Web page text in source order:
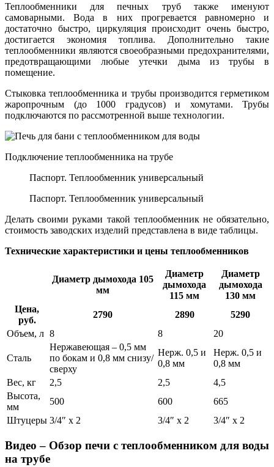
Теплообменники для печных труб также именуют
самоварными. Вода в них прогревается равномерно и
достаточно быстро, циркуляция происходит очень быстро,
достигается экономия топлива. Дополнительно такие
теплообменники являются своеобразными предохранителями,
предотвращающими любые утечки дыма из трубы в
помещение.
Стыковка теплообменника и трубы производится герметиком
жаропрочным (до 1000 градусов) и хомутами. Трубы
подключаются по рассмотренной выше технологии.
Подключение теплообменника на трубе
Паспорт. Теплообменник универсальный
Паспорт. Теплообменник универсальный
Делать своими руками такой теплообменник не обязательно,
стоимость заводских изделий представлена в виде таблицы.
Технические характеристики и цены теплообменников
Диаметр дымохода 105
мм
Диаметр
дымохода
115 мм
Диаметр
дымохода
130 мм
Цена,
руб.
2790 2890
5290
Объем, л 8 8 20
Сталь
Нержавеющая – 0,5 мм
по бокам и 0,8 мм снизу/
сверху
Нерж. 0,5 и
0,8 мм
Нерж. 0,5 и
0,8 мм
Вес, кг
2,5 2,5
4,5
Высота,
мм
500 600
665
Штуцеры 3/4″ х 2 3/4″ х 2 3/4″ х 2
Видео – Обзор печи с теплообменником для воды
на трубе